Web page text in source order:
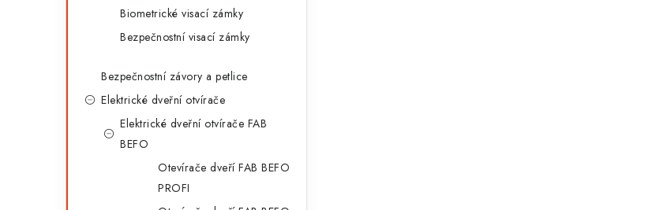
Biometrické visací zámky
Bezpečnostní visací zámky
Bezpečnostní závory a petlice
Elektrické dveřní otvírače
Elektrické dveřní otvírače FAB
BEFO
Otevírače dveří FAB BEFO
PROFI